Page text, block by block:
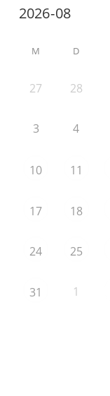
M D
27 28
3 4
10 11
17 18
24 25
31 1